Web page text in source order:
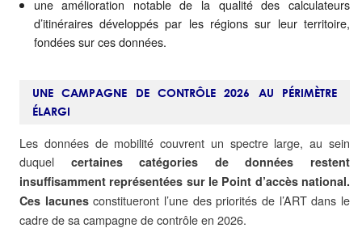
une amélioration notable de la qualité des calculateurs
d’itinéraires développés par les régions sur leur territoire,
fondées sur ces données.
UNE CAMPAGNE DE CONTRÔLE 2026 AU PÉRIMÈTRE
ÉLARGI
Les données de mobilité couvrent un spectre large, au sein
duquel certaines catégories de données restent
insuffisamment représentées sur le Point d’accès national.
Ces lacunesconstitueront l’une des priorités de l’ART dans le
cadre de sa campagne de contrôle en 2026.